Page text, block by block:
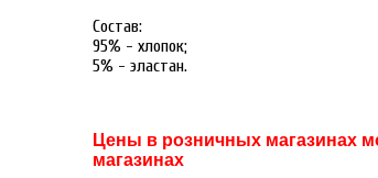
Состав:
95% - хлопок;
5% - эластан.
Цены в розничных магазинах
магазинах